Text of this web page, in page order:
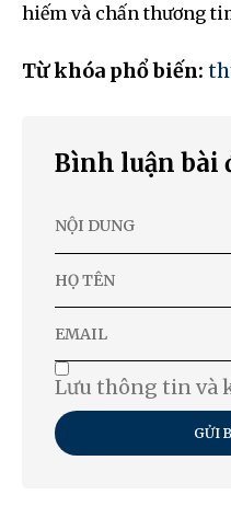
hiếm và chấn thương
Từ khóa phổ biến:
Bình luận bài
Lưu thông tin và
GỬI